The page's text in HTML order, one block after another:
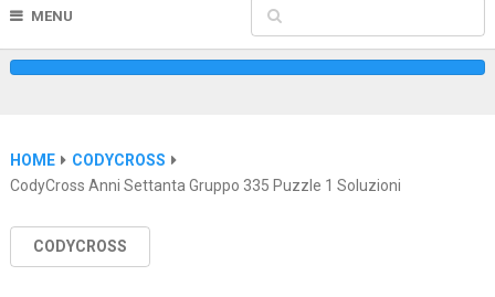
MENU
HOME
CODYCROSS
CodyCross Anni Settanta Gruppo 335 Puzzle 1 Soluzioni
CODYCROSS